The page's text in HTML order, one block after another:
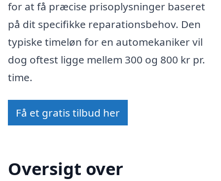
for at få præcise prisoplysninger baseret
på dit specifikke reparationsbehov. Den
typiske timeløn for en automekaniker vil
dog oftest ligge mellem 300 og 800 kr pr.
time.
Få et gratis tilbud her
Oversigt over